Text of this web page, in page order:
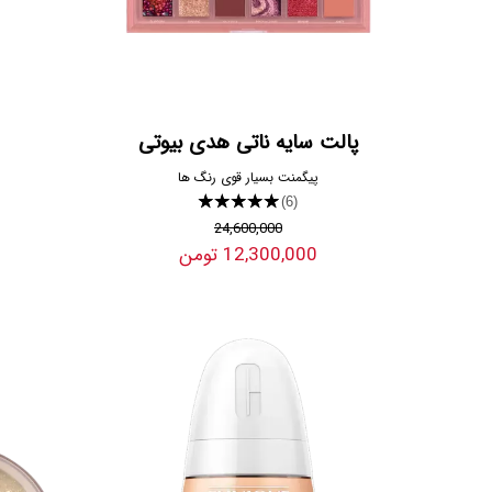
پالت سایه ناتی هدی بیوتی
پیگمنت بسیار قوی رنگ ها
★★★★★(6)
24,600,000
12,300,000 تومن